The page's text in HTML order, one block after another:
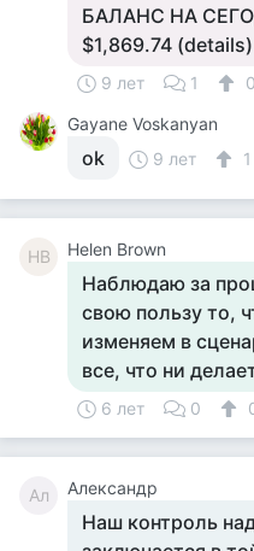
БАЛАНС НА
$1,869.74 (details)
9 лет 1
0
Gayane Voskanyan
ok 9 лет 1
HB Helen Brown
Наблюдаю за
свою пользу то,
изменяем в
все, что ни
6 лет 0
Ал Александр
Наш контроль